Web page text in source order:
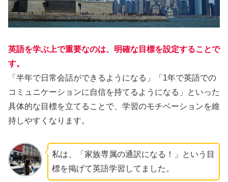
英語を学ぶ上で重要なのは、明確な目標を設定することで
す。
「半年で日常会話ができるようになる」「1年で英語での
コミュニケーションに自信を持てるようになる」といった
具体的な目標を立てることで、学習のモチベーションを維
持しやすくなります。
私は、「家族専属の通訳になる！」という目
標を掲げて英語学習してました。